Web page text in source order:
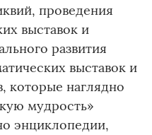
проведения
выставок и
развития
выставок и
которые наглядно
мудрость»
энциклопедии,